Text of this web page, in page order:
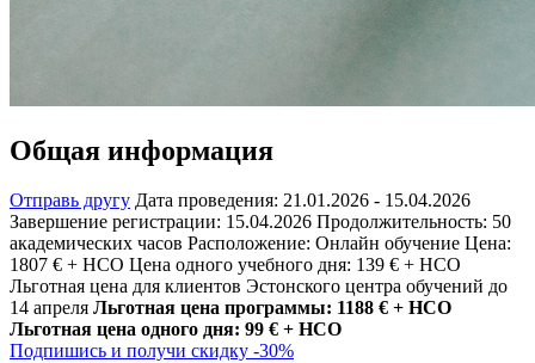
Общая информация
Отправь другу Дата проведения: 21.01.2026 - 15.04.2026
Завершение регистрации: 15.04.2026 Продолжитель­ность: 50
академических часов Расположение: Онлайн обучение Цена:
1807 € + НСО Цена одного учебного дня: 139 € + НСО
Льготная цена для клиентов Эстонского центра обучений до
14 апреля Льготная цена программы: 1188 € + НСО
Льготная цена одного дня: 99 € + НСО
Подпишись и получи скидку -30%